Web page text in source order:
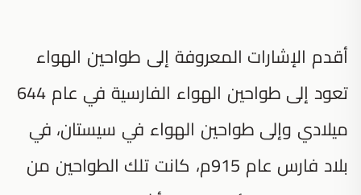
أقدم الإشارات المعروفة إلى طواحين الهواء
تعود إلى طواحين الهواء الفارسية في عام 644
ميلادي وإلى طواحين الهواء في سيستان، في
بلاد فارس عام 915م، كانت تلك الطواحين من